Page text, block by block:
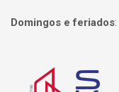
Domingos e feriados:
Página inicial